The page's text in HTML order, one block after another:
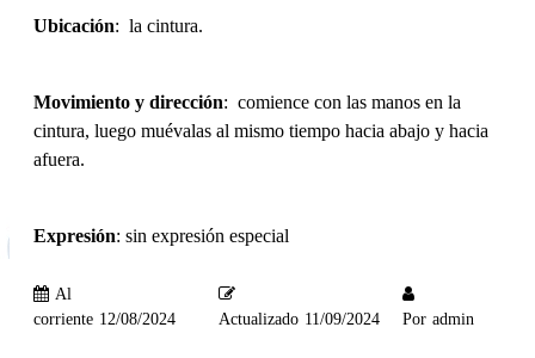
Ubicación: la cintura.
Movimiento y dirección: comience con las manos en la
cintura, luego muévalas al mismo tiempo hacia abajo y hacia
afuera.
Expresión: sin expresión especial
Al
corriente 12/08/2024 Actualizado 11/09/2024 Por admin